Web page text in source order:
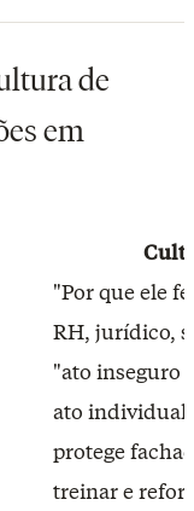
de
em
"Por que ele
RH, jurídico,
"ato inseguro
ato individual
protege
treinar e